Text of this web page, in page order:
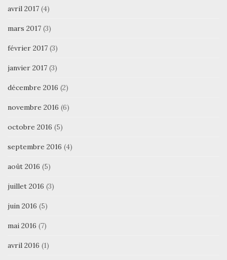
avril 2017 (4)
mars 2017 (3)
février 2017 (3)
janvier 2017 (3)
décembre 2016 (2)
novembre 2016 (6)
octobre 2016 (5)
septembre 2016 (4)
août 2016 (5)
juillet 2016 (3)
juin 2016 (5)
mai 2016 (7)
avril 2016 (1)